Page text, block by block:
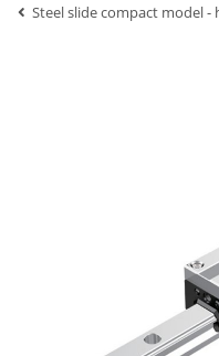
Steel slide compact model -